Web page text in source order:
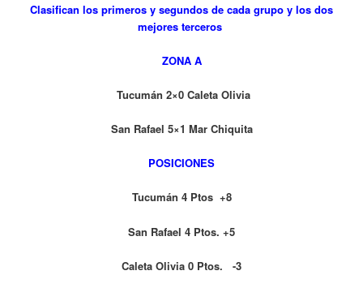
Clasifican los primeros y segundos de cada grupo y los dos
mejores terceros
ZONA A
Tucumán 2×0 Caleta Olivia
San Rafael 5×1 Mar Chiquita
POSICIONES
Tucumán 4 Ptos +8
San Rafael 4 Ptos. +5
Caleta Olivia 0 Ptos. -3